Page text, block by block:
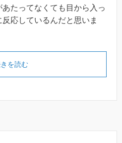
たってなくても目から入っ
応しているんだと思いま
を読む